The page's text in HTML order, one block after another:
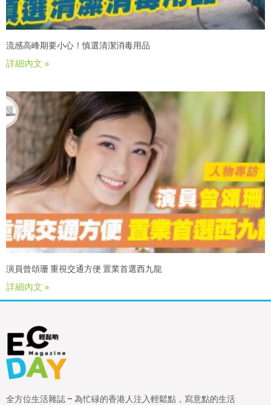
流感高峰期要小心！慎選清潔消毒用品
詳細內文 »
演員曾頌珊 重視交通方便 置業首選西九龍
詳細內文 »
全方位生活雜誌 – 為忙碌的香港人注入輕鬆點，寫意點的生活